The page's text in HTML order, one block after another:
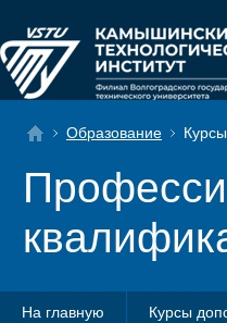
Образование
На главную Курсы